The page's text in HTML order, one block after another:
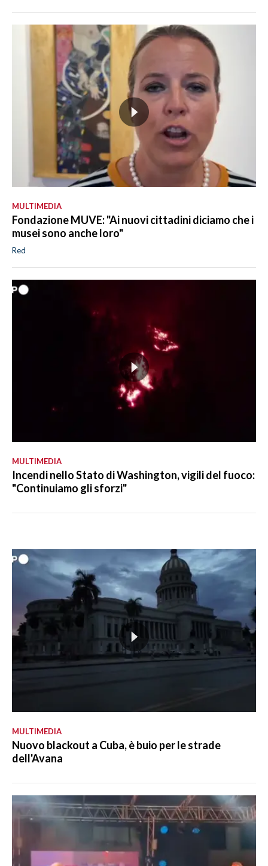
MULTIMEDIA
Fondazione MUVE: "Ai nuovi cittadini diciamo che i
musei sono anche loro"
Red
MULTIMEDIA
Incendi nello Stato di Washington, vigili del fuoco:
"Continuiamo gli sforzi"
MULTIMEDIA
Nuovo blackout a Cuba, è buio per le strade
dell'Avana